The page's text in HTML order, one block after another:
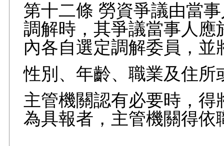
第十二條 勞資爭議由當
調解時，其爭議當事人
內各自選定調解委員，並
性別、年齡、職業及住所
主管機關認有必要時，
為具報者，主管機關得依